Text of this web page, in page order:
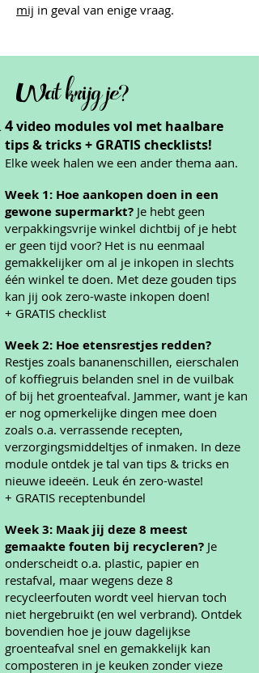
mij in geval van enige vraag.
Wat krijg je?
4video modules vol met haalbare
tips & tricks + GRATIS checklists!
Elke week halen we een ander thema aan.
Week 1: Hoe aankopen doen in een
gewone supermarkt? Je hebt geen
verpakkingsvrije winkel dichtbij of je hebt
er geen tijd voor? Het is nu eenmaal
gemakkelijker om al je inkopen in slechts
één winkel te doen. Met deze gouden tips
kan jij ook zero-waste inkopen doen!
+ GRATIS checklist
Week 2: Hoe etensrestjes redden?
Restjes zoals bananenschillen, eierschalen
of koffiegruis belanden snel in de vuilbak
of bij het groenteafval. Jammer, want je kan
er nog opmerkelijke dingen mee doen
zoals o.a. verrassende recepten,
verzorgingsmiddeltjes of inmaken. In deze
module ontdek je tal van tips & tricks en
nieuwe ideeën. Leuk én zero-waste!
+ GRATIS receptenbundel
Week 3: Maak jij deze 8 meest
gemaakte fouten bij recycleren? Je
onderscheidt o.a. plastic, papier en
restafval, maar wegens deze 8
recycleerfouten wordt veel hiervan toch
niet hergebruikt (en wel verbrand). Ontdek
bovendien hoe je jouw dagelijkse
groenteafval snel en gemakkelijk kan
composteren in je keuken zonder vieze